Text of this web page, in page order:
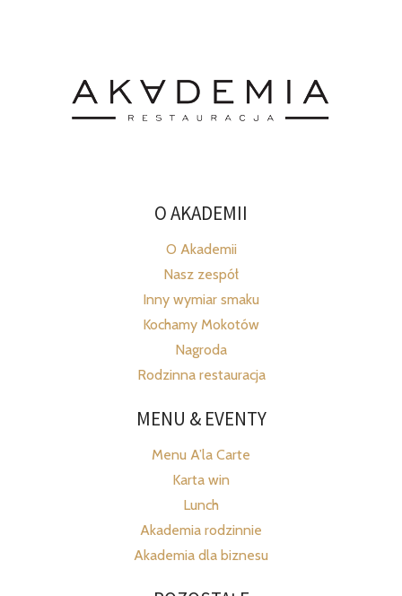
O AKADEMII
O Akademii
Nasz zespół
Inny wymiar smaku
Kochamy Mokotów
Nagroda
Rodzinna restauracja
MENU & EVENTY
Menu A’la Carte
Karta win
Lunch
Akademia rodzinnie
Akademia dla biznesu